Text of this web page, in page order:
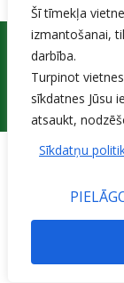
Šī tīmekļa
izmantošanai,
darbība.
Turpinot
sīkdatnes Jūsu
atsaukt,
Sīkdatņu
© 2015 Jelgavas